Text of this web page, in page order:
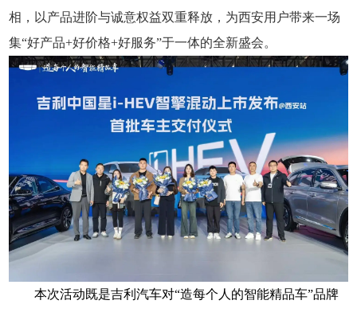
相，以产品进阶与诚意权益双重释放，为西安用户带来一场
集“好产品+好价格+好服务”于一体的全新盛会。
本次活动既是吉利汽车对“造每个人的智能精品车”品牌